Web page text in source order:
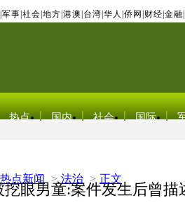
军事 社会 地方 港澳 台湾 华人 侨网 财经 金融
热点 国内 社会 国际
热点新闻 > 法治 > 正文
挖眼男童:案件发生后曾描